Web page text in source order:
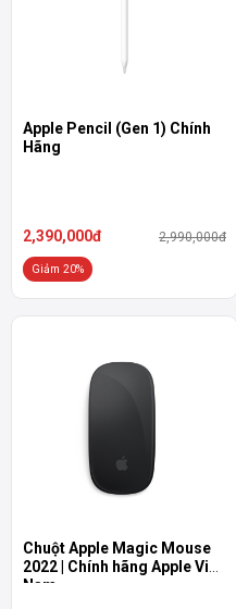
Apple Pencil (Gen 1) Chính
Hãng
2,390,000đ 2,990,000đ
Giảm 20%
Chuột Apple Magic Mouse
2022 | Chính hãng Apple Việt
Nam